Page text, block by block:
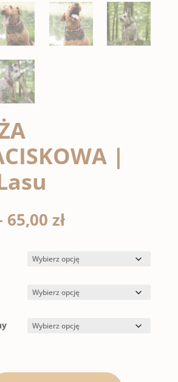
|
65,00 złZakres
50,00 zł
65,00 zł